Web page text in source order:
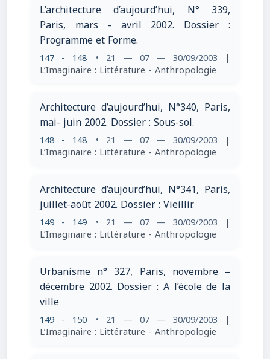
L’architecture d’aujourd’hui, N° 339,
Paris, mars - avril 2002. Dossier :
Programme et Forme.
147 - 148 • 21 — 07 — 30/09/2003 |
L’Imaginaire : Littérature - Anthropologie
Architecture d’aujourd’hui, N°340, Paris,
mai- juin 2002. Dossier : Sous-sol.
148 - 148 • 21 — 07 — 30/09/2003 |
L’Imaginaire : Littérature - Anthropologie
Architecture d’aujourd’hui, N°341, Paris,
juillet-août 2002. Dossier : Vieillir.
149 - 149 • 21 — 07 — 30/09/2003 |
L’Imaginaire : Littérature - Anthropologie
Urbanisme n° 327, Paris, novembre –
décembre 2002. Dossier : A l’école de la
ville
149 - 150 • 21 — 07 — 30/09/2003 |
L’Imaginaire : Littérature - Anthropologie